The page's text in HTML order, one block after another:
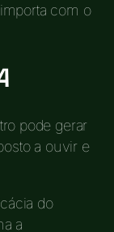
com o
pode gerar
a ouvir e
do
a